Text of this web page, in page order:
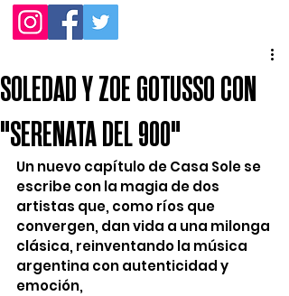
SOLEDAD Y ZOE GOTUSSO CON
"SERENATA DEL 900"
Un nuevo capítulo de Casa Sole se
escribe con la magia de dos
artistas que, como ríos que
convergen, dan vida a una milonga
clásica, reinventando la música
argentina con autenticidad y
emoción,